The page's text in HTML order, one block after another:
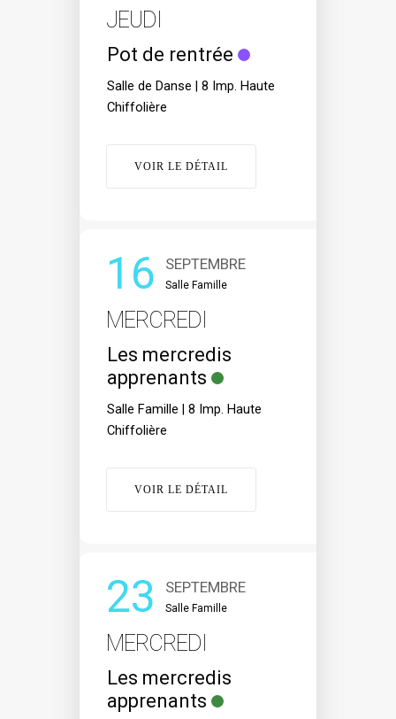
JEUDI
Pot de rentrée
Salle de Danse | 8 Imp. Haute
Chiffolière
VOIR LE DÉTAIL
16 SEPTEMBRE
Salle Famille
MERCREDI
Les mercredis
apprenants
Salle Famille | 8 Imp. Haute
Chiffolière
VOIR LE DÉTAIL
23 SEPTEMBRE
Salle Famille
MERCREDI
Les mercredis
apprenants